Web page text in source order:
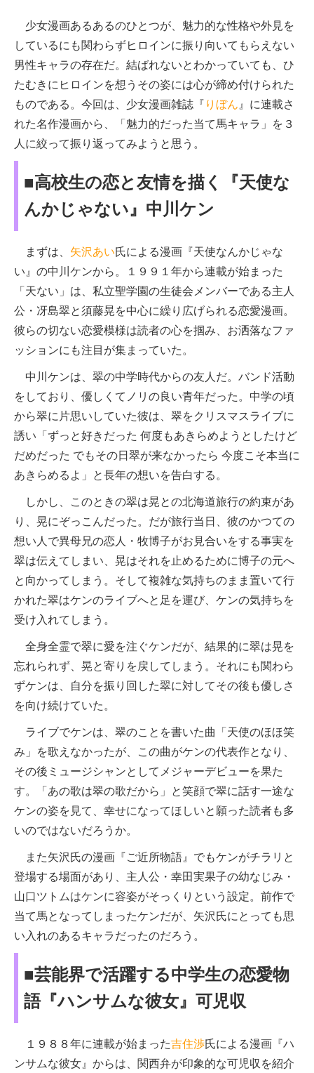
少女漫画あるあるのひとつが、魅力的な性格や外見を
しているにも関わらずヒロインに振り向いてもらえない
男性キャラの存在だ。結ばれないとわかっていても、ひ
たむきにヒロインを想うその姿には心が締め付けられた
ものである。今回は、少女漫画雑誌『 りぼん 』に連載さ
れた名作漫画から、「魅力的だった当て馬キャラ」を３
人に絞って振り返ってみようと思う。
■高校生の恋と友情を描く『天使な
んかじゃない』中川ケン
まずは、 矢沢あい氏による漫画『天使なんかじゃな
い』の中川ケンから。１９９１年から連載が始まった
「天ない」は、私立聖学園の生徒会メンバーである主人
公・冴島翠と須藤晃を中心に繰り広げられる恋愛漫画。
彼らの切ない恋愛模様は読者の心を掴み、お洒落なファ
ッションにも注目が集まっていた。
中川ケンは、翠の中学時代からの友人だ。バンド活動
をしており、優しくてノリの良い青年だった。中学の頃
から翠に片思いしていた彼は、翠をクリスマスライブに
誘い「ずっと好きだった 何度もあきらめようとしたけど
だめだった でもその日翠が来なかったら 今度こそ本当に
あきらめるよ」と長年の想いを告白する。
しかし、このときの翠は晃との北海道旅行の約束があ
り、晃にぞっこんだった。だが旅行当日、彼のかつての
想い人で異母兄の恋人・牧博子がお見合いをする事実を
翠は伝えてしまい、晃はそれを止めるために博子の元へ
と向かってしまう。そして複雑な気持ちのまま置いて行
かれた翠はケンのライブへと足を運び、ケンの気持ちを
受け入れてしまう。
全身全霊で翠に愛を注ぐケンだが、結果的に翠は晃を
忘れられず、晃と寄りを戻してしまう。それにも関わら
ずケンは、自分を振り回した翠に対してその後も優しさ
を向け続けていた。
ライブでケンは、翠のことを書いた曲「天使のほほ笑
み」を歌えなかったが、この曲がケンの代表作となり、
その後ミュージシャンとしてメジャーデビューを果た
す。「あの歌は翠の歌だから」と笑顔で翠に話す一途な
ケンの姿を見て、幸せになってほしいと願った読者も多
いのではないだろうか。
また矢沢氏の漫画『ご近所物語』でもケンがチラリと
登場する場面があり、主人公・幸田実果子の幼なじみ・
山口ツトムはケンに容姿がそっくりという設定。前作で
当て馬となってしまったケンだが、矢沢氏にとっても思
い入れのあるキャラだったのだろう。
■芸能界で活躍する中学生の恋愛物
語『ハンサムな彼女』可児収
１９８８年に連載が始まった吉住渉氏による漫画『ハ
ンサムな彼女』からは、関西弁が印象的な可児収を紹介